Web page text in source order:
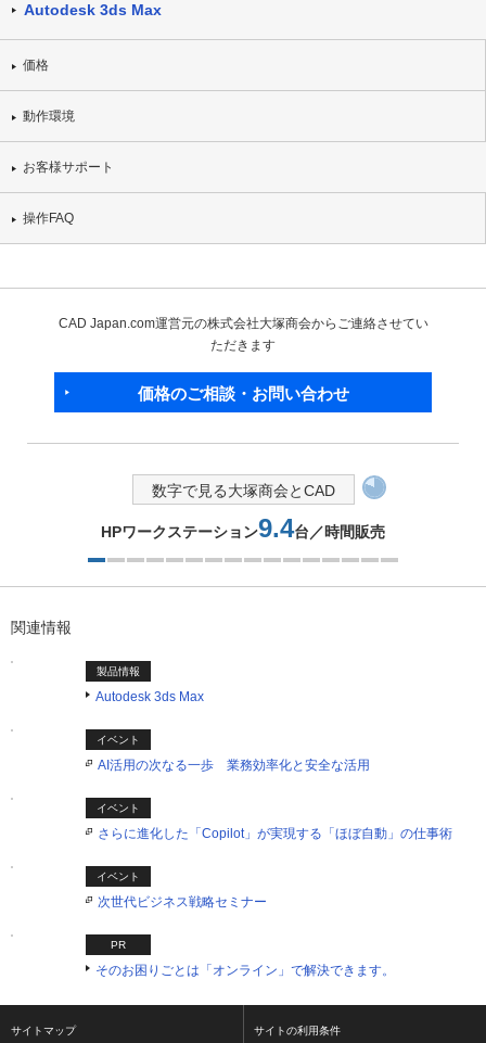
Autodesk 3ds Max
価格
動作環境
お客様サポート
操作FAQ
CAD Japan.com運営元の株式会社大塚商会からご連絡させてい
ただきます
価格のご相談・お問い合わせ
数字で見る大塚商会とCAD
HPワークステーション9.4台／時間販売
関連情報
製品情報
Autodesk 3ds Max
イベント
AI活用の次なる一歩 業務効率化と安全な活用
イベント
さらに進化した「Copilot」が実現する「ほぼ自動」の仕事術
イベント
次世代ビジネス戦略セミナー
PR
そのお困りごとは「オンライン」で解決できます。
サイトマップ サイトの利用条件